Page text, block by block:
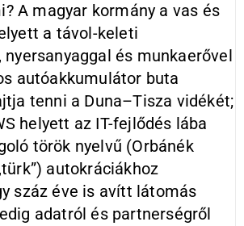
A magyar kormány a vas és
a távol-keleti
és munkaerővel
autóakkumulátor buta
tenni a Duna–Tisza vidékét;
helyett az IT-fejlődés lába
török nyelvű (Orbánék
autokráciákhoz
száz éve is avítt látomás
adatról és partnerségről